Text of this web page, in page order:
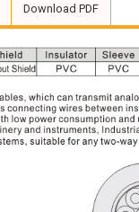
Download PDF